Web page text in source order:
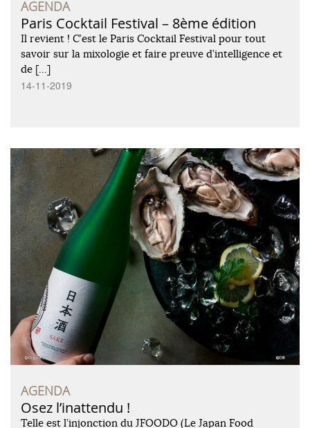
AGENDA
Paris Cocktail Festival – 8ème édition
Il revient ! C’est le Paris Cocktail Festival pour tout
savoir sur la mixologie et faire preuve d’intelligence et
de […]
14-11-2019
AGENDA
Osez l’inattendu !
Telle est l’injonction du JFOODO (Le Japan Food